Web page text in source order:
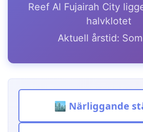
Reef Al Fujairah City
halvklotet
Aktuell årstid:
🏙️ Närliggande